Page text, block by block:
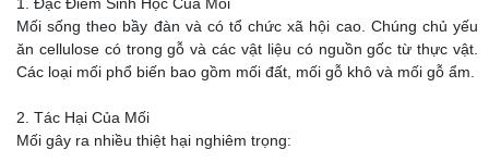
1. Đặc Điểm Sinh Học Của Mối
Mối sống theo bầy đàn và có tổ chức xã hội cao. Chúng chủ yếu
ăn cellulose có trong gỗ và các vật liệu có nguồn gốc từ thực vật.
Các loại mối phổ biến bao gồm mối đất, mối gỗ khô và mối gỗ ẩm.
2. Tác Hại Của Mối
Mối gây ra nhiều thiệt hại nghiêm trọng: